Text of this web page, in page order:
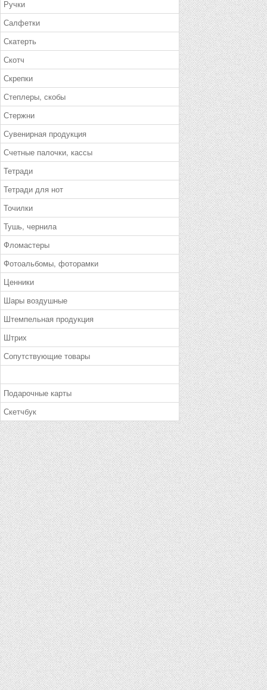
Ручки
Салфетки
Скатерть
Скотч
Скрепки
Степлеры, скобы
Стержни
Сувенирная продукция
Счетные палочки, кассы
Тетради
Тетради для нот
Точилки
Тушь, чернила
Фломастеры
Фотоальбомы, фоторамки
Ценники
Шары воздушные
Штемпельная продукция
Штрих
Сопутствующие товары
Подарочные карты
Скетчбук